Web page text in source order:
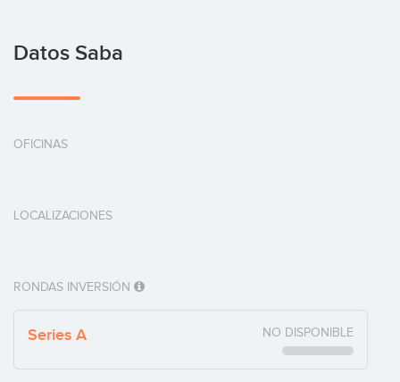
Datos Saba
OFICINAS
LOCALIZACIONES
RONDAS INVERSIÓN
Series A NO DISPONIBLE